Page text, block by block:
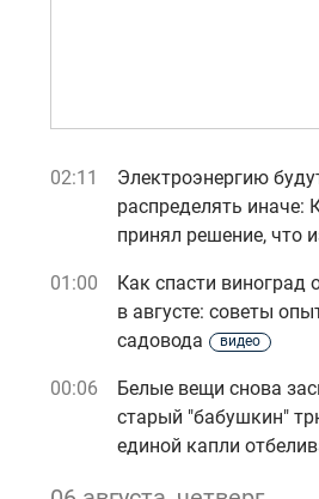
02:11
Электроэнергию
распределять иначе:
принял решение, что
01:00
Как спасти виноград
в августе: советы
садовода
видео
00:06
Белые вещи снова
старый "бабушкин"
единой капли